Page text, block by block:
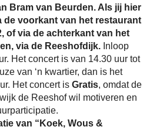
Bram van Beurden. Als jij hier
de voorkant van het restaurant
of via de achterkant van het
via de Reeshofdijk. Inloop
Het concert is van 14.30 uur tot
van ‘n kwartier, dan is het
Het concert isGratis, omdat de
de Reeshof wil motiveren en
van “Koek, Wous &